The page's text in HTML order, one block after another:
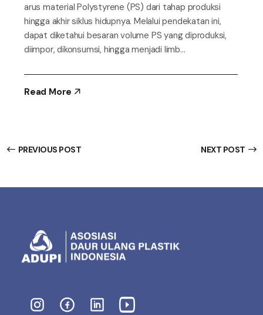
arus material Polystyrene (PS) dari tahap produksi
hingga akhir siklus hidupnya. Melalui pendekatan ini,
dapat diketahui besaran volume PS yang diproduksi,
diimpor, dikonsumsi, hingga menjadi limb...
Read More
PREVIOUS POST NEXT POST